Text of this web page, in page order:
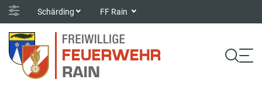
Schärding FF Rain